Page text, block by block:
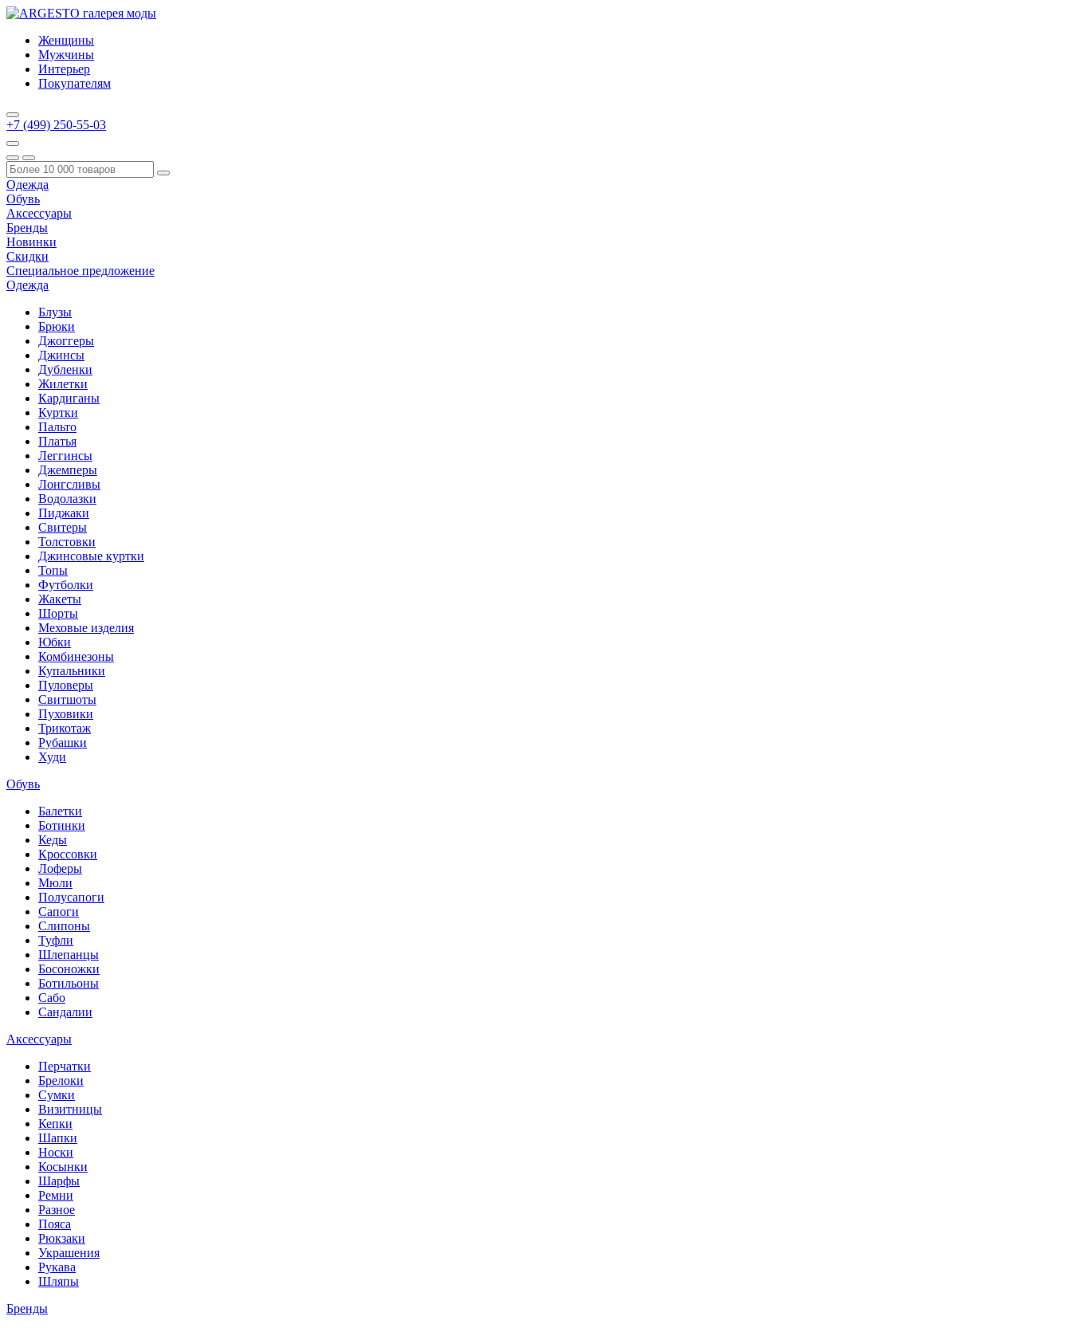
Женщины
Мужчины
Интерьер
Покупателям
+7 (499) 250-55-03
Одежда
Обувь
Аксессуары
Бренды
Новинки
Скидки
Специальное предложение
Одежда
Блузы
Брюки
Джоггеры
Джинсы
Дубленки
Жилетки
Кардиганы
Куртки
Пальто
Платья
Леггинсы
Джемперы
Лонгсливы
Водолазки
Пиджаки
Свитеры
Толстовки
Джинсовые куртки
Топы
Футболки
Жакеты
Шорты
Меховые изделия
Юбки
Комбинезоны
Купальники
Пуловеры
Свитшоты
Пуховики
Трикотаж
Рубашки
Худи
Обувь
Балетки
Ботинки
Кеды
Кроссовки
Лоферы
Мюли
Полусапоги
Сапоги
Слипоны
Туфли
Шлепанцы
Босоножки
Ботильоны
Сабо
Сандалии
Аксессуары
Перчатки
Брелоки
Сумки
Визитницы
Кепки
Шапки
Носки
Косынки
Шарфы
Ремни
Разное
Пояса
Рюкзаки
Украшения
Рукава
Шляпы
Бренды